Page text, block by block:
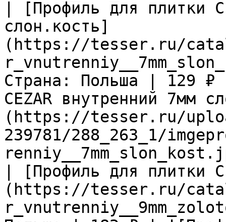
| [Профиль для плитки
слон.кость]
(https://tesser.ru/
Страна: Польша | 129 ₽
CEZAR внутренний 7мм
(https://tesser.ru/
239781/288_263_1/
| [Профиль для плитки
(https://tesser.ru/